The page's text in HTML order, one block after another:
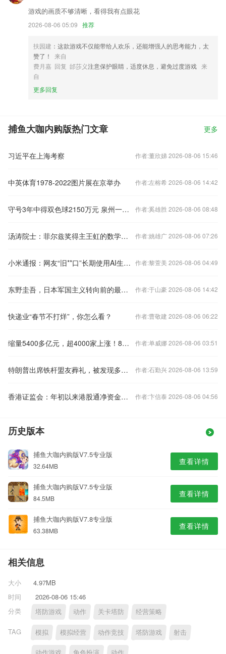
游戏的画质不够清晰，看得我有点眼花
2026-08-06 05:09 推荐
扶园建 ：这款游戏不仅能带给人欢乐，还能增强人的思考能力，太
赞了！
来自
费月嘉 回复 邰莎义注意保护眼睛，适度休息，避免过度游戏 来
自
更多回复
捕鱼大咖内购版热门文章 更多
习近平在上海考察 作者:董欣娣 2026-08-06 15:46
中英体育1978-2022图片展在京举办 作者:左榕希 2026-08-06 14:42
守号3年中得双色球2150万元 泉州一家三口喜领双色球大奖 作者:奚雄胜 2026-08-06 08:48
汤涛院士：菲尔兹奖得主王虹的数学之路 作者:姚雄广 2026-08-06 07:26
小米通报：网友“旧**口”长期使用AI生成虚假车祸视频，抹黑产品商誉、侮辱高管，被行拘7日 作者:黎萱美 2026-08-06 04:49
东野圭吾，日本军国主义转向前的最后一个幸运儿 作者:于山豪 2026-08-06 14:42
快递业“春节不打烊”，你怎么看？ 作者:曹敬建 2026-08-06 06:22
缩量5400多亿元，超4000家上涨！8月首个交易日，A股这些细节值得关注 作者:单威娜 2026-08-06 03:51
特朗普出席铁杆盟友葬礼，被发现多次打瞌睡，现场视频曝光；泽连斯基、内塔尼亚胡均现身 作者:石勤兴 2026-08-06 13:59
香港证监会：年初以来港股通净资金流入人民币6643亿元 作者:卞信泰 2026-08-06 04:56
历史版本
捕鱼大咖内购版V7.5专业版
32.64MB 查看详情
捕鱼大咖内购版V7.5专业版
84.5MB 查看详情
捕鱼大咖内购版V7.8专业版
63.38MB 查看详情
相关信息
大小
4.97MB
时间
2026-08-06 15:46
分类
塔防游戏 动作 关卡塔防 经营策略
TAG 模拟 模拟经营 动作竞技 塔防游戏 射击